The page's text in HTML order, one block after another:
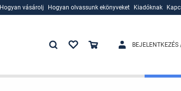
Hogyan vásárolj
Hogyan olvassunk ekönyveket
Kiadóknak
BEJELENTKEZÉS